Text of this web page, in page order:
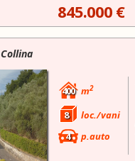
845.000 €
Collina
400 m2
8
loc./vani
4
p.auto